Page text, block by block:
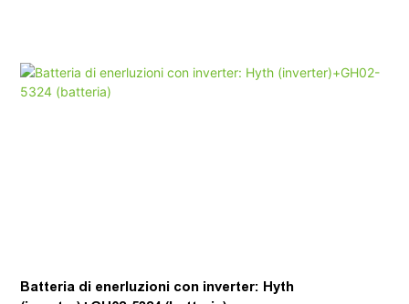
Batteria di enerluzioni con inverter: Hyth